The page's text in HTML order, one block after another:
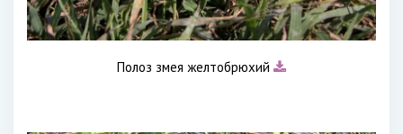
Полоз змея желтобрюхий